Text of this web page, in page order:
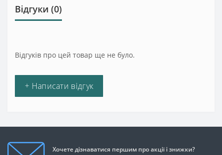
Відгуки (0)
Відгуків про цей товар ще не було.
+ Написати відгук
Хочете дізнаватися першим про акції і знижки?